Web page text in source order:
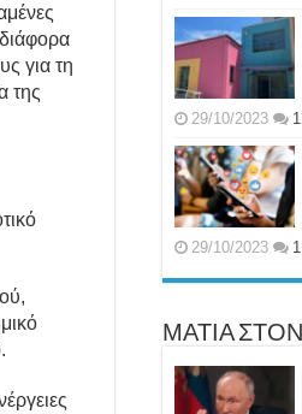
για τη
της
29/10/2023 1
29/10/2023 1
ΜΑΤΙΑ